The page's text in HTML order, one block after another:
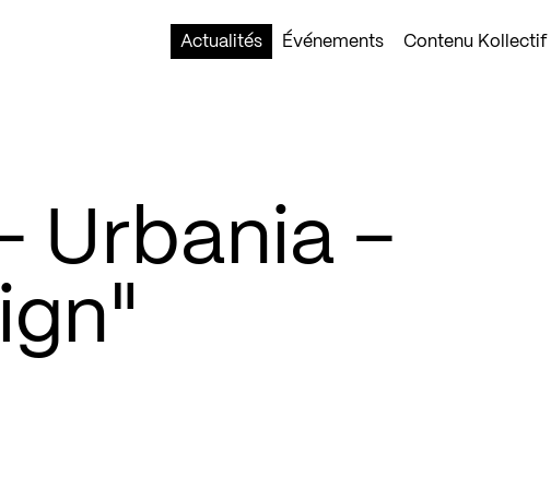
Actualités
Événements Contenu Kollectif
Urbania –